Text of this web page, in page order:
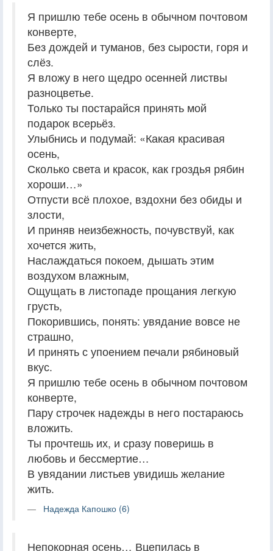
Я пришлю тебе осень в обычном почтовом
конверте,
Без дождей и туманов, без сырости, горя и
слёз.
Я вложу в него щедро осенней листвы
разноцветье.
Только ты постарайся принять мой
подарок всерьёз.
Улыбнись и подумай: «Какая красивая
осень,
Сколько света и красок, как гроздья рябин
хороши…»
Отпусти всё плохое, вздохни без обиды и
злости,
И приняв неизбежность, почувствуй, как
хочется жить,
Наслаждаться покоем, дышать этим
воздухом влажным,
Ощущать в листопаде прощания легкую
грусть,
Покорившись, понять: увядание вовсе не
страшно,
И принять с упоением печали рябиновый
вкус.
Я пришлю тебе осень в обычном почтовом
конверте,
Пару строчек надежды в него постараюсь
вложить.
Ты прочтешь их, и сразу поверишь в
любовь и бессмертие…
В увядании листьев увидишь желание
жить.
Надежда Капошко (6)
Непокорная осень… Вцепилась в